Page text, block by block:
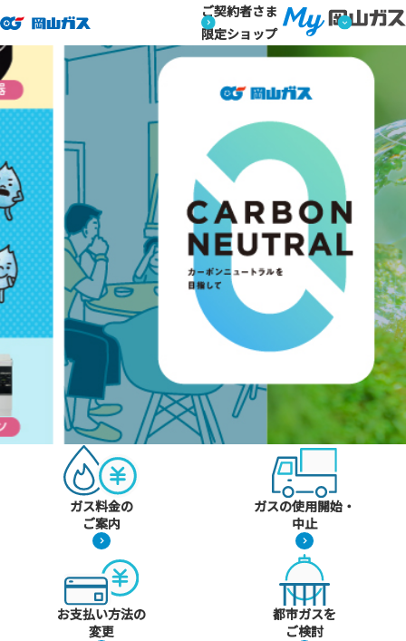
ご契約者さま
限定ショップ
ガス料金の
ご案内
ガスの使用開始・
中止
お支払い方法の
変更
都市ガスを
ご検討